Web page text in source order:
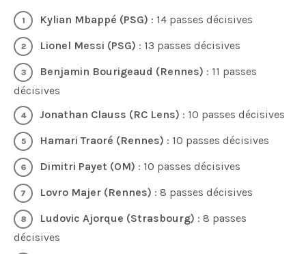
Kylian Mbappé (PSG) : 14 passes décisives
Lionel Messi (PSG) : 13 passes décisives
Benjamin Bourigeaud (Rennes) : 11 passes
décisives
Jonathan Clauss (RC Lens) : 10 passes décisives
Hamari Traoré (Rennes) : 10 passes décisives
Dimitri Payet (OM) : 10 passes décisives
Lovro Majer (Rennes) : 8 passes décisives
Ludovic Ajorque (Strasbourg) : 8 passes
décisives